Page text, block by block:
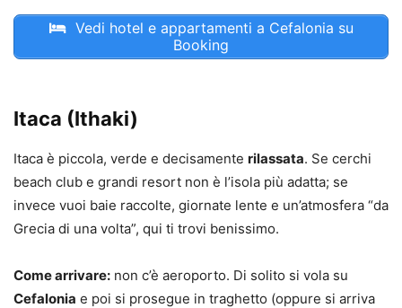
Vedi hotel e appartamenti a Cefalonia su
Booking
Itaca (Ithaki)
Itaca è piccola, verde e decisamente rilassata. Se cerchi
beach club e grandi resort non è l’isola più adatta; se
invece vuoi baie raccolte, giornate lente e un’atmosfera “da
Grecia di una volta”, qui ti trovi benissimo.
Come arrivare: non c’è aeroporto. Di solito si vola su
Cefalonia e poi si prosegue in traghetto (oppure si arriva